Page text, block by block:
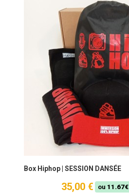
Box Hiphop | SESSION DANSÉE
35,00 € ou 11.67€